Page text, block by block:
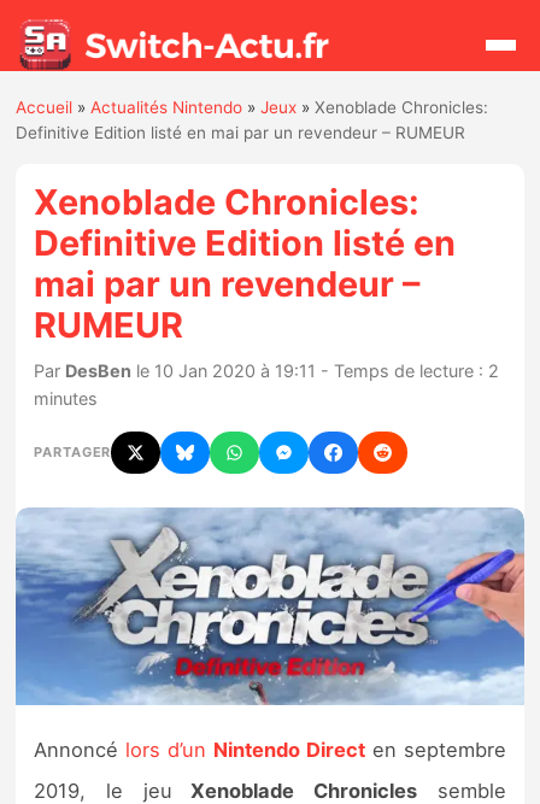
Rechercher
Actualités
Jeux
Hardware
Mises à jour
Chiffres de ventes
Rumeurs
Nintendo Direct
Tests et previews
Tests d’accessoires
Accueil »Actualités Nintendo »Jeux »Xenoblade Chronicles:
Definitive Edition listé en mai par un revendeur – RUMEUR
Xenoblade Chronicles:
Definitive Edition listé en
mai par un revendeur –
RUMEUR
Par DesBen le 10 Jan 2020 à 19:11 - Temps de lecture : 2
minutes
PARTAGER
Annoncé lors d’un Nintendo Directen septembre
2019, le jeu Xenoblade Chronicles semble